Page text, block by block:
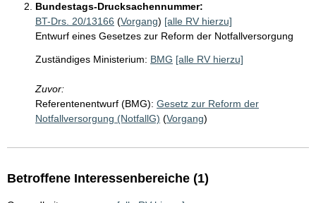
Bundestags-Drucksachennummer:
BT-Drs. 20/13166 (Vorgang) [alle RV hierzu]
Entwurf eines Gesetzes zur Reform der Notfallversorgung
Zuständiges Ministerium: BMG [alle RV hierzu]
Zuvor:
Referentenentwurf (BMG): Gesetz zur Reform der
Notfallversorgung (NotfallG) (Vorgang)
Betroffene Interessenbereiche (1)